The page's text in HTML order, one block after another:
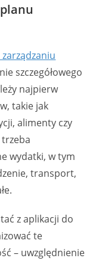
szczegółowego
najpierw
takie jak
alimenty czy
wydatki, w tym
transport,
z aplikacji do
te
– uwzględnienie